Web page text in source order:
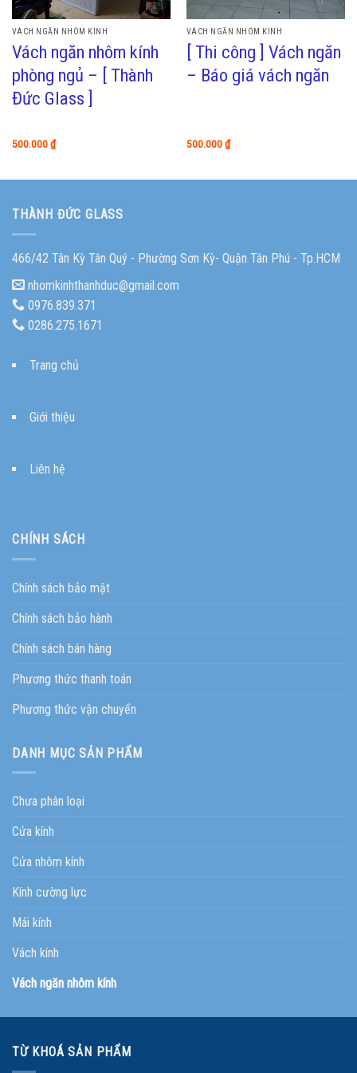
VÁCH NGĂN NHÔM KÍNH
Vách ngăn nhôm kính
phòng ngủ – [ Thành
Đức Glass ]
500.000₫
VÁCH NGĂN NHÔM KÍNH
[ Thi công ] Vách ngăn
– Báo giá vách ngăn
500.000₫
THÀNH ĐỨC GLASS
466/42 Tân Kỳ Tân Quý - Phường Sơn Kỳ- Quận Tân Phú - Tp.HCM
nhomkinhthanhduc@gmail.com
0976.839.371
0286.275.1671
Trang chủ
Giới thiệu
Liên hệ
CHÍNH SÁCH
Chính sách bảo mật
Chính sách bảo hành
Chính sách bán hàng
Phương thức thanh toán
Phương thức vận chuyển
DANH MỤC SẢN PHẨM
Chưa phân loại
Cửa kính
Cửa nhôm kính
Kính cường lực
Mái kính
Vách kính
Vách ngăn nhôm kính
TỪ KHOÁ SẢN PHẨM